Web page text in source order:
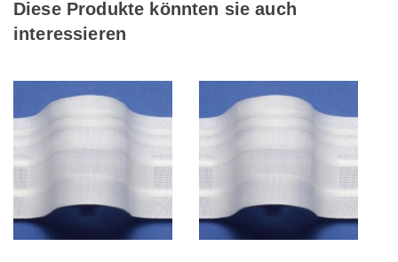
Diese Produkte könnten sie auch
interessieren